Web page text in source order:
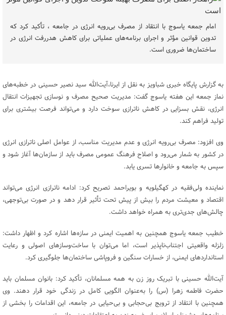
امام جمعه یاسوج با انتقاد از مصرف بی‌رویه انرژی در جامعه ، تأکید کرد که
تدوین قوانین مؤثر و اجرای برنامه‌های عملیاتی برای کاهش هدررفت انرژی در
ساختمان‌ها ضروری است.
به گزارش پایگاه خبری شباویز به نقل از ایرنا،آیت‌الله سید نصیر حسینی در خطبه‌های
نماز جمعه این هفته یاسوج گفت: مدیریت صحیح مصرف و نوسازی تجهیزات انتقال
انرژی، نقش بسزایی در کاهش ناترازی سوخت دارد و می‌تواند فرصت بیشتری برای
تولید فراهم کند.
وی افزود: مصرف بی‌رویه انرژی و عدم مدیریت مناسب، از عوامل اصلی ناترازی انرژی
در کشور به شمار می‌رود و اصلاح فرهنگ عمومی مصرف باید از سازمان‌ها آغاز شود و
سپس به جامعه و خانوارها تسری یابد.
نماینده ولی‌فقیه در کهگیلویه و بویراحمد تصریح کرد: ادامه ناترازی انرژی می‌تواند
اقتصاد و معیشت مردم را بیش از پیش تحت تأثیر قرار دهد و در صورت بی‌توجهی،
چالش‌های جدی‌تری به همراه خواهد داشت.
خطیب جمعه یاسوج همچنین به اهمیت ایمنی در سازه‌ها اشاره کرد و اظهار داشت:
زلزله واقعیتی اجتناب‌ناپذیر است، اما می‌توان با ساخت‌وسازهای اصولی و رعایت
استانداردهای ایمنی، از خسارات سنگین و فروپاشی ساختمان‌ها جلوگیری کرد.
آیت‌الله حسینی با تبریک روز زن به همه مسلمانان، تأکید کرد: بانوان مسلمان باید
حضرت فاطمه زهرا (س) را به‌عنوان الگویی کامل در زندگی خود قرار دهند. وی
همچنین با انتقاد از ترویج بی‌حجابی و بی‌حیایی در جامعه، این اقدامات را بخشی از